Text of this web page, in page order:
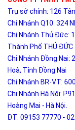
Trụ sở chính: 126 Tân
Chi Nhánh Q10: 324
Chi Nhánh Thủ Đức:
Thành Phố THỦ ĐỨC
Chi Nhánh Đồng Nai:
Hoà, Tỉnh Đồng Nai
Chi Nhánh BR-VT:
Chi Nhánh Hà Nội:
Hoàng Mai - Hà Nội.
ĐT: 09153 77770 -